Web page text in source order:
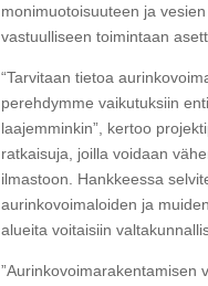
monimuotoisuuteen ja
vastuulliseen toimintaan
“Tarvitaan tietoa
perehdymme vaikutuksiin
laajemminkin”, kertoo
ratkaisuja, joilla voidaan
ilmastoon. Hankkeessa
aurinkovoimaloiden ja
alueita voitaisiin
”Aurinkovoimarakentamisen